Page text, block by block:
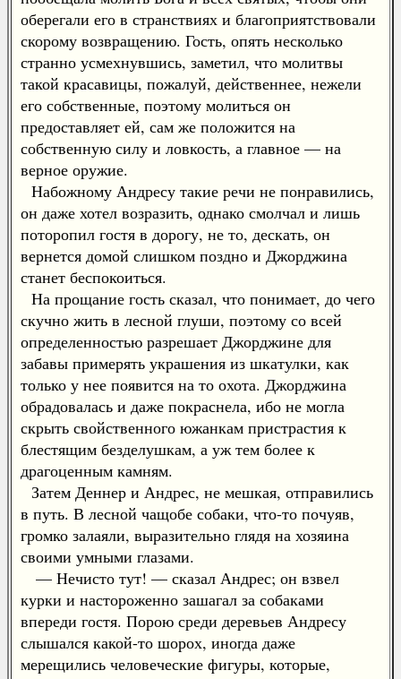
оберегали его в странствиях и благоприятствовали
скорому возвращению. Гость, опять несколько
странно усмехнувшись, заметил, что молитвы
такой красавицы, пожалуй, действеннее, нежели
его собственные, поэтому молиться он
предоставляет ей, сам же положится на
собственную силу и ловкость, а главное — на
верное оружие.
Набожному Андресу такие речи не понравились,
он даже хотел возразить, однако смолчал и лишь
поторопил гостя в дорогу, не то, дескать, он
вернется домой слишком поздно и Джорджина
станет беспокоиться.
На прощание гость сказал, что понимает, до чего
скучно жить в лесной глуши, поэтому со всей
определенностью разрешает Джорджине для
забавы примерять украшения из шкатулки, как
только у нее появится на то охота. Джорджина
обрадовалась и даже покраснела, ибо не могла
скрыть свойственного южанкам пристрастия к
блестящим безделушкам, а уж тем более к
драгоценным камням.
Затем Деннер и Андрес, не мешкая, отправились
в путь. В лесной чащобе собаки, что-то почуяв,
громко залаяли, выразительно глядя на хозяина
своими умными глазами.
— Нечисто тут! — сказал Андрес; он взвел
курки и настороженно зашагал за собаками
впереди гостя. Порою среди деревьев Андресу
слышался какой-то шорох, иногда даже
мерещились человеческие фигуры, которые,